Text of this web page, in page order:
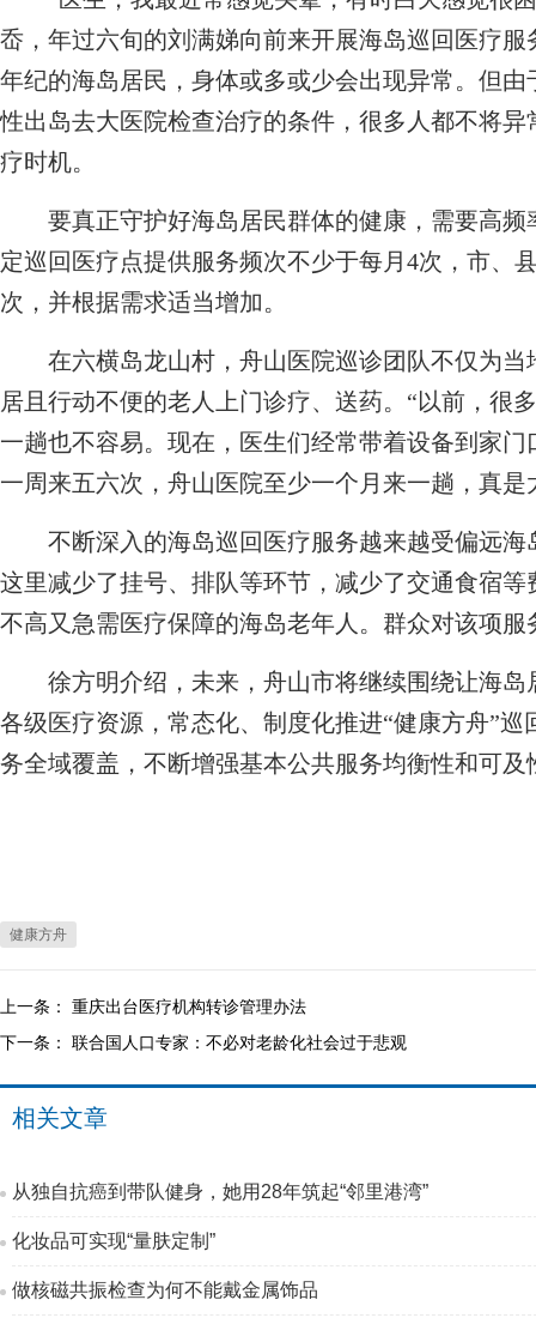
岙，年过六旬的刘满娣向前来开展海岛巡回医疗
年纪的海岛居民，身体或多或少会出现异常。但
性出岛去大医院检查治疗的条件，很多人都不将
疗时机。
要真正守护好海岛居民群体的健康，需要高频
定巡回医疗点提供服务频次不少于每月4次，市、
次，并根据需求适当增加。
在六横岛龙山村，舟山医院巡诊团队不仅为当
居且行动不便的老人上门诊疗、送药。“以前，很
一趟也不容易。现在，医生们经常带着设备到家
一周来五六次，舟山医院至少一个月来一趟，真
不断深入的海岛巡回医疗服务越来越受偏远海
这里减少了挂号、排队等环节，减少了交通食宿
不高又急需医疗保障的海岛老年人。群众对该项
徐方明介绍，未来，舟山市将继续围绕让海岛
各级医疗资源，常态化、制度化推进“健康方舟”
务全域覆盖，不断增强基本公共服务均衡性和可及
健康方舟
上一条： 重庆出台医疗机构转诊管理办法
下一条： 联合国人口专家：不必对老龄化社会过于悲观
相关文章
从独自抗癌到带队健身，她用28年筑起“邻里港湾”
化妆品可实现“量肤定制”
做核磁共振检查为何不能戴金属饰品